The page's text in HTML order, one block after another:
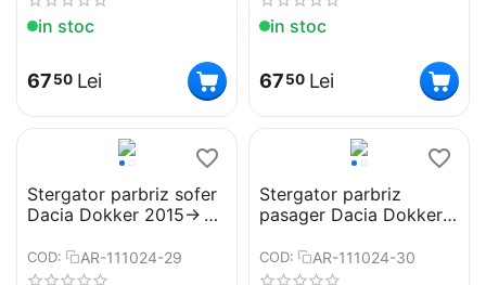
in stoc
6750 Lei
in stoc
6750 Lei
Stergator parbriz sofer
Dacia Dokker 2015->
COD: AR-111024-29
Stergator parbriz
pasager Dacia Dokker
COD: AR-111024-30